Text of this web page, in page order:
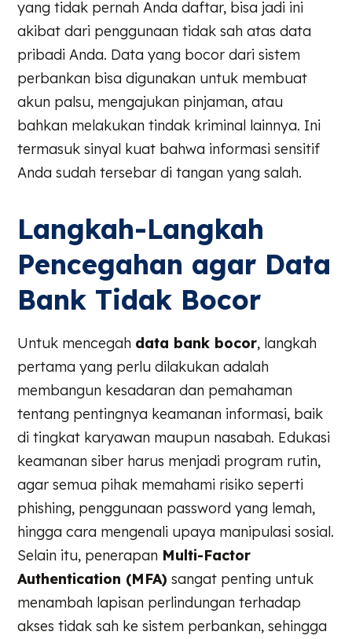
yang tidak pernah Anda daftar, bisa jadi ini
akibat dari penggunaan tidak sah atas data
pribadi Anda. Data yang bocor dari sistem
perbankan bisa digunakan untuk membuat
akun palsu, mengajukan pinjaman, atau
bahkan melakukan tindak kriminal lainnya. Ini
termasuk sinyal kuat bahwa informasi sensitif
Anda sudah tersebar di tangan yang salah.
Langkah-Langkah
Pencegahan agar Data
Bank Tidak Bocor
Untuk mencegah data bank bocor, langkah
pertama yang perlu dilakukan adalah
membangun kesadaran dan pemahaman
tentang pentingnya keamanan informasi, baik
di tingkat karyawan maupun nasabah. Edukasi
keamanan siber harus menjadi program rutin,
agar semua pihak memahami risiko seperti
phishing, penggunaan password yang lemah,
hingga cara mengenali upaya manipulasi sosial.
Selain itu, penerapan Multi-Factor
Authentication (MFA) sangat penting untuk
menambah lapisan perlindungan terhadap
akses tidak sah ke sistem perbankan, sehingga